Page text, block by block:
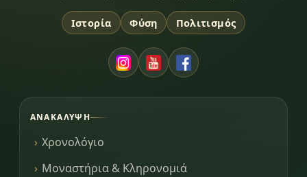
Ιστορία Φύση Πολιτισμός
ΑΝΑΚΆΛΥΨΗ
Χρονολόγιο
Μοναστήρια & Κληρονομιά